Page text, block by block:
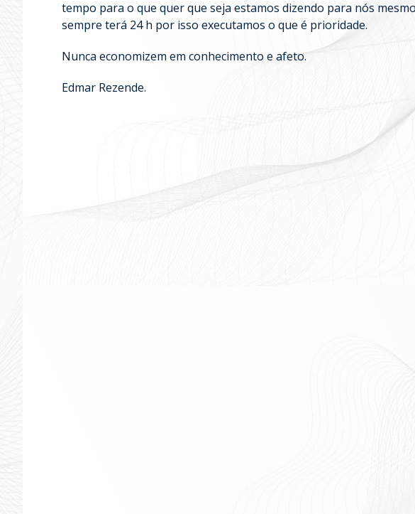
tempo para o que quer que seja estamos dizendo para nós
sempre terá 24 h por isso executamos o que é prioridade.
Nunca economizem em conhecimento e afeto.
Edmar Rezende.